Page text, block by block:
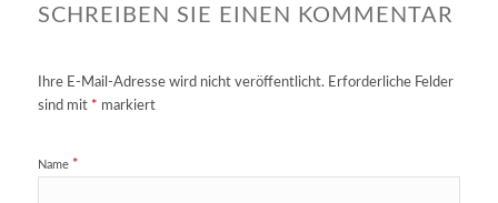
SCHREIBEN SIE EINEN KOMMENTAR
Ihre E-Mail-Adresse wird nicht veröffentlicht. Erforderliche Felder
sind mit * markiert
Name *